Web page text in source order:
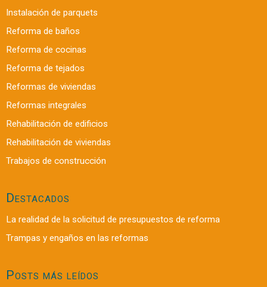
Instalación de parquets
Reforma de baños
Reforma de cocinas
Reforma de tejados
Reformas de viviendas
Reformas integrales
Rehabilitación de edificios
Rehabilitación de viviendas
Trabajos de construcción
Destacados
La realidad de la solicitud de presupuestos de reforma
Trampas y engaños en las reformas
Posts más leídos